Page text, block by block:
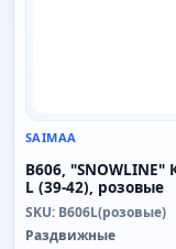
SAIMAA
B606,
L (39-42), розовые
SKU: B606L(розовые)
Раздвижные